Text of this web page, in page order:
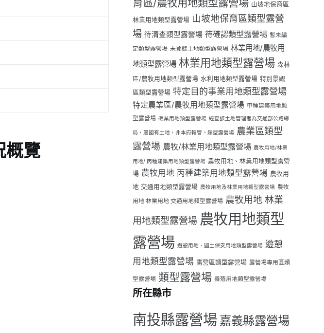
概覽
山坡地保育區
林業用地類型露營場 山坡地保育區類型露營
場 待清查類型露營場 待確認類型露營場 暫未編
定類型露營場 未登錄土地類型露營場 林業用地/農牧用
地類型露營場 林業用地類型露營場 森林
區/農牧用地類型露營場 水利用地類型露營場 特別景觀
區類型露營場 特定目的事業用地類型露營場
特定農業區/農牧用地類型露營場 甲種建築用地類
型露營場 礦業用地類型露營場 經查該土地管理者為交通部公路總
局，屬國有土地，非本府轄管。類型露營場 農業區類型
露營場 農牧/林業用地類型露營場 農牧用地/林業
用地/ 丙種建築用地類型露營場 農牧用地、林業用地類型露營
場 農牧用地 丙種建築用地類型露營場 農牧用
地 交通用地類型露營場 農牧用地及林業用地類型露營場 農牧
用地 林業用地 交通用地類型露營場 農牧用地 林業
用地類型露營場 農牧用地類型
露營場 遊憩用地、國土保安用地類型露營場 遊憩
用地類型露營場 露營區類型露營場 露營場專用區類
型露營場 類型露營場 養殖用地類型露營場
所在縣市
南投縣露營場 嘉義縣露營場